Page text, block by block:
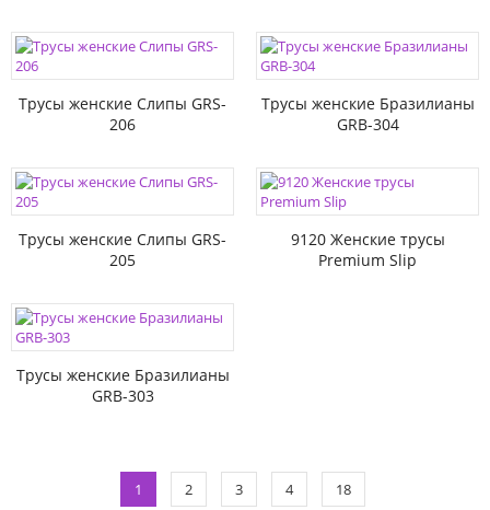
Трусы женские Слипы GRS-
206
Трусы женские Бразилианы
GRB-304
Трусы женские Слипы GRS-
205
9120 Женские трусы
Premium Slip
Трусы женские Бразилианы
GRB-303
1 2 3 4 18